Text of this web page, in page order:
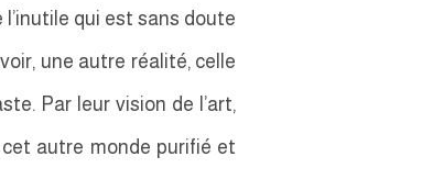
qui est sans doute
une autre réalité, celle
Par leur vision de l’art,
autre monde purifié et